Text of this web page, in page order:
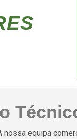
nossa equipa